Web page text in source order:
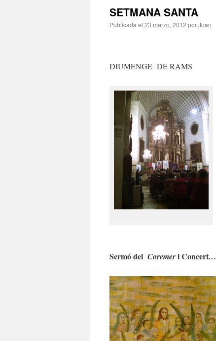
SETMANA SANTA
Publicada el 23 marzo, 2012 porJoan
DIUMENGE DE RAMS
Sermó del Coremeri Concert…